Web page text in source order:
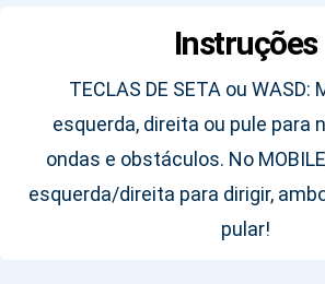
Instruções
TECLAS DE SETA ou WASD:
esquerda, direita ou pule para
ondas e obstáculos. No
esquerda/direita para dirigir,
pular!